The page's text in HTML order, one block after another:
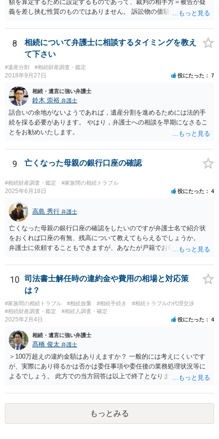
額を算定するために設定するものであって、裁判の相手方＝被告が疑
義を差し挟む性質のものではありません。 訴訟物の価額自体が裁判の
したとしても、変更されることはありません。
8
相続について弁護士に相談するタイミングを教え
て下さい
#遺産分割 #相続財産調査・鑑定
2018年9月27日 役にたった 7
相続・遺言に強い弁護士
鈴木 崇裕 弁護士
話合いの余地がないようであれば，遺産分割を進めるためには法的手
続を採る必要があります。 やはり，弁護士への相談を早期になさるこ
とをお勧めいたします。
9 亡くなった母親の銀行口座の確認
#相続財産調査・鑑定 #家族間の相続トラブル
2025年6月18日 役にたった 4
高島 秀行 弁護士
亡くなった母親の銀行口座の確認をしたいのですが弁護士名で紹介状
をおくれば口座の有無、残高について教えてもらえるでしょうか。
弁護士に依頼することもできますが、あなたが戸籍でお母さんの相続
高は教えてくれると思います。 自分ではよくわからないということ
であれば、弁護士に相談し依頼されたら良いと思います。
10
司法書士解任時の違約金や費用の相場と対応策
は？
#家族間の相続トラブル #相続放棄 #相続手続き
#相続トラブルの代理交渉
#相続財産調査・鑑定
#相続人調査・確定
2025年2月4日 役にたった 4
相続・遺言に強い弁護士
髙橋 俊太 弁護士
＞100万超えの違約金額はありえますか？ 一般的には考えにくいです
が、実際にあり得るかは否かは委任事項や委任後の業務処理状況等に
よるでしょう。 此方での当方回答は以上で終了となりますが、参考に
もっとみる